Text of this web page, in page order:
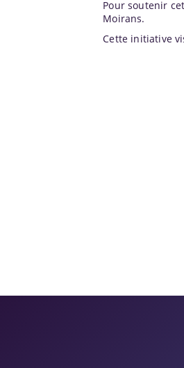
Pour soutenir
Moirans.
Cette initiative